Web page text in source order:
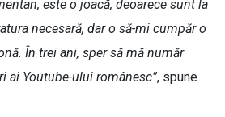
este o joacă, deoarece sunt la
necesară, dar o să-mi cumpăr o
În trei ani, sper să mă număr
ai Youtube-ului românesc”, spune